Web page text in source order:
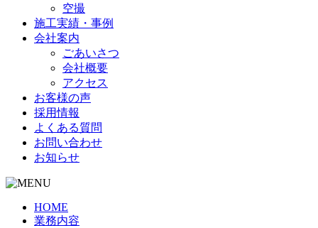
空撮
施工実績・事例
会社案内
ごあいさつ
会社概要
アクセス
お客様の声
採用情報
よくある質問
お問い合わせ
お知らせ
HOME
業務内容